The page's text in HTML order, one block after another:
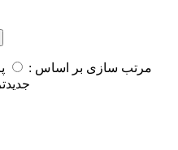
مرتب سازی بر اساس :